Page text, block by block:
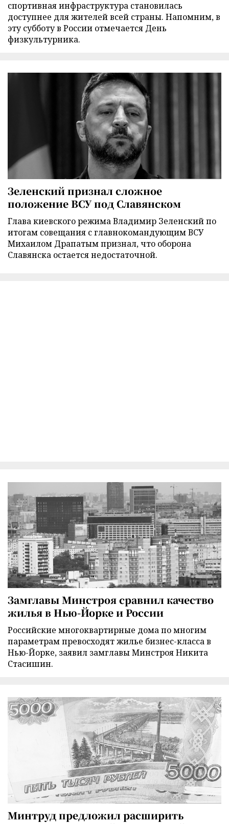
спортивная инфраструктура становилась
доступнее для жителей всей страны. Напомним, в
эту субботу в России отмечается День
физкультурника.
Зеленский признал сложное
положение ВСУ под Славянском
Глава киевского режима Владимир Зеленский по
итогам совещания с главнокомандующим ВСУ
Михаилом Драпатым признал, что оборона
Славянска остается недостаточной.
Замглавы Минстроя сравнил качество
жилья в Нью-Йорке и России
Российские многоквартирные дома по многим
параметрам превосходят жилье бизнес-класса в
Нью-Йорке, заявил замглавы Минстроя Никита
Стасишин.
Минтруд предложил расширить